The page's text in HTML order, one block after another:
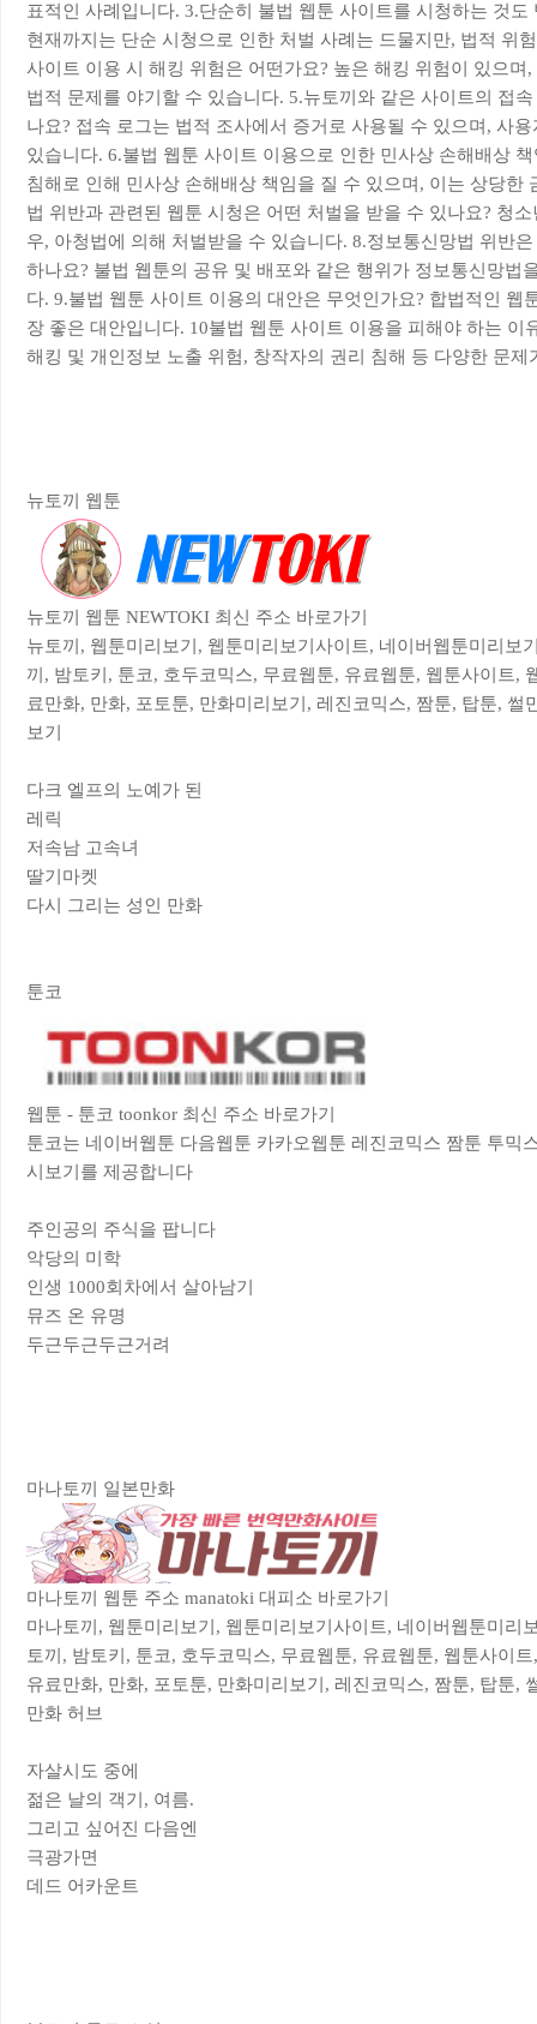
표적인 사례입니다. 3.단순히 불법 웹툰 사이트를 시청하는 것도
현재까지는 단순 시청으로 인한 처벌 사례는 드물지만, 법적 위
사이트 이용 시 해킹 위험은 어떤가요? 높은 해킹 위험이 있으며
법적 문제를 야기할 수 있습니다. 5.뉴토끼와 같은 사이트의 접
나요? 접속 로그는 법적 조사에서 증거로 사용될 수 있으며, 사
있습니다. 6.불법 웹툰 사이트 이용으로 인한 민사상 손해배상
침해로 인해 민사상 손해배상 책임을 질 수 있으며, 이는 상당한
법 위반과 관련된 웹툰 시청은 어떤 처벌을 받을 수 있나요? 청
우, 아청법에 의해 처벌받을 수 있습니다. 8.정보통신망법 위반
하나요? 불법 웹툰의 공유 및 배포와 같은 행위가 정보통신망법
다. 9.불법 웹툰 사이트 이용의 대안은 무엇인가요? 합법적인 웹
장 좋은 대안입니다. 10불법 웹툰 사이트 이용을 피해야 하는 이
해킹 및 개인정보 노출 위험, 창작자의 권리 침해 등 다양한 문제
뉴토끼 웹툰
뉴토끼 웹툰 NEWTOKI 최신 주소 바로가기
뉴토끼, 웹툰미리보기, 웹툰미리보기사이트, 네이버웹툰미리보
끼, 밤토키, 툰코, 호두코믹스, 무료웹툰, 유료웹툰, 웹툰사이트,
료만화, 만화, 포토툰, 만화미리보기, 레진코믹스, 짬툰, 탑툰, 썰
보기
다크 엘프의 노예가 된
레릭
저속남 고속녀
딸기마켓
다시 그리는 성인 만화
툰코
웹툰 - 툰코 toonkor 최신 주소 바로가기
툰코는 네이버웹툰 다음웹툰 카카오웹툰 레진코믹스 짬툰 투믹
시보기를 제공합니다
주인공의 주식을 팝니다
악당의 미학
인생 1000회차에서 살아남기
뮤즈 온 유명
두근두근두근거려
마나토끼 일본만화
마나토끼 웹툰 주소 manatoki 대피소 바로가기
마나토끼, 웹툰미리보기, 웹툰미리보기사이트, 네이버웹툰미리
토끼, 밤토키, 툰코, 호두코믹스, 무료웹툰, 유료웹툰, 웹툰사이
유료만화, 만화, 포토툰, 만화미리보기, 레진코믹스, 짬툰, 탑툰,
만화 허브
자살시도 중에
젊은 날의 객기, 여름.
그리고 싶어진 다음엔
극광가면
데드 어카운트